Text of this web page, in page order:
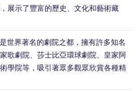
展示了豐富的歷史、文化和藝術藏
世界著名的劇院之都，擁有許多知名
歌劇院、莎士比亞環球劇院、皇家阿
學院等，吸引著眾多觀眾欣賞各種精